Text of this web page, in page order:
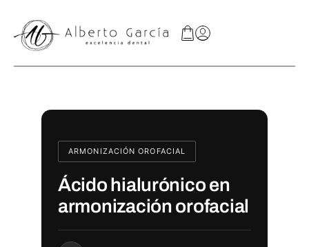
ARMONIZACIÓN OROFACIAL
Ácido hialurónico en
armonización orofacial